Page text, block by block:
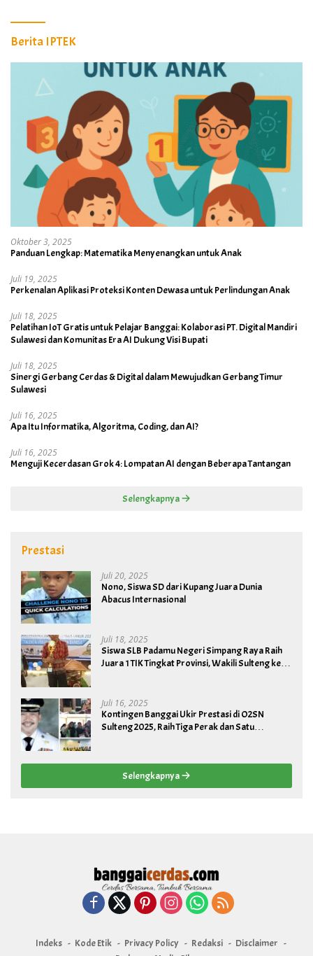
Berita IPTEK
Oktober 3, 2025
Panduan Lengkap: Matematika Menyenangkan untuk Anak
Juli 19, 2025
Perkenalan Aplikasi Proteksi Konten Dewasa untuk Perlindungan Anak
Juli 18, 2025
Pelatihan IoT Gratis untuk Pelajar Banggai: Kolaborasi PT. Digital Mandiri
Sulawesi dan Komunitas Era AI Dukung Visi Bupati
Juli 18, 2025
Sinergi Gerbang Cerdas & Digital dalam Mewujudkan Gerbang Timur
Sulawesi
Juli 16, 2025
Apa Itu Informatika, Algoritma, Coding, dan AI?
Juli 16, 2025
Menguji Kecerdasan Grok 4: Lompatan AI dengan Beberapa Tantangan
Selengkapnya
Prestasi
Juli 20, 2025
Nono, Siswa SD dari Kupang Juara Dunia
Abacus Internasional
Juli 18, 2025
Siswa SLB Padamu Negeri Simpang Raya Raih
Juara 1 TIK Tingkat Provinsi, Wakili Sulteng ke
Juli 16, 2025
Kontingen Banggai Ukir Prestasi di O2SN
Sulteng 2025, Raih Tiga Perak dan Satu
Selengkapnya
Indeks Kode Etik Privacy Policy Redaksi
Disclaimer